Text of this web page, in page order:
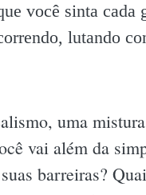
você sinta cada
lutando
uma
vai além da
barreiras?